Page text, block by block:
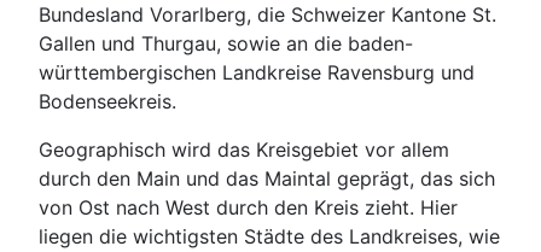
Bundesland Vorarlberg, die Schweizer Kantone St.
Gallen und Thurgau, sowie an die baden-
württembergischen Landkreise Ravensburg und
Bodenseekreis.
Geographisch wird das Kreisgebiet vor allem
durch den Main und das Maintal geprägt, das sich
von Ost nach West durch den Kreis zieht. Hier
liegen die wichtigsten Städte des Landkreises, wie